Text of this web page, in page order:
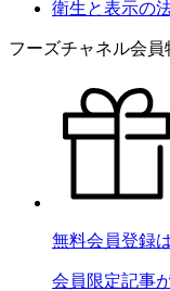
衛生と表示の
フーズチャネル会員
無料会員登録
会員限定記事